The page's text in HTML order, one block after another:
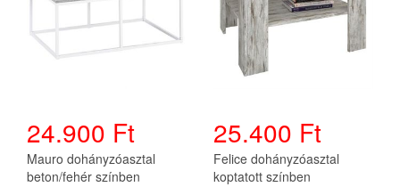
24.900 Ft
Mauro dohányzóasztal
beton/fehér színben
25.400 Ft
Felice dohányzóasztal
koptatott színben